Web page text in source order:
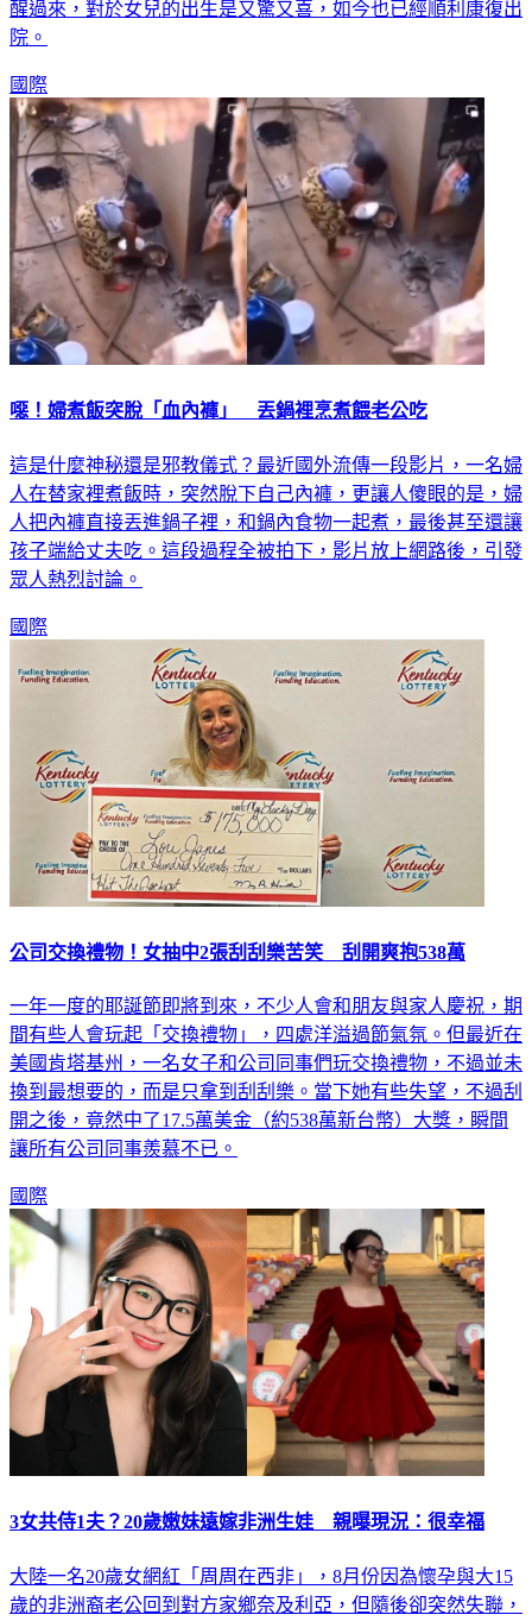
醒過來，對於女兒的出生是又驚又喜，如今也已經順利康復出
院。
國際
噁！婦煮飯突脫「血內褲」 丟鍋裡烹煮餵老公吃
這是什麼神秘還是邪教儀式？最近國外流傳一段影片，一名婦
人在替家裡煮飯時，突然脫下自己內褲，更讓人傻眼的是，婦
人把內褲直接丟進鍋子裡，和鍋內食物一起煮，最後甚至還讓
孩子端給丈夫吃。這段過程全被拍下，影片放上網路後，引發
眾人熱烈討論。
國際
公司交換禮物！女抽中2張刮刮樂苦笑 刮開爽抱538萬
一年一度的耶誕節即將到來，不少人會和朋友與家人慶祝，期
間有些人會玩起「交換禮物」，四處洋溢過節氣氛。但最近在
美國肯塔基州，一名女子和公司同事們玩交換禮物，不過並未
換到最想要的，而是只拿到刮刮樂。當下她有些失望，不過刮
開之後，竟然中了17.5萬美金（約538萬新台幣）大獎，瞬間
讓所有公司同事羨慕不已。
國際
3女共侍1夫？20歲嫩妹遠嫁非洲生娃 親曝現況：很幸福
大陸一名20歲女網紅「周周在西非」，8月份因為懷孕與大15
歲的非洲裔老公回到對方家鄉奈及利亞，但隨後卻突然失聯，